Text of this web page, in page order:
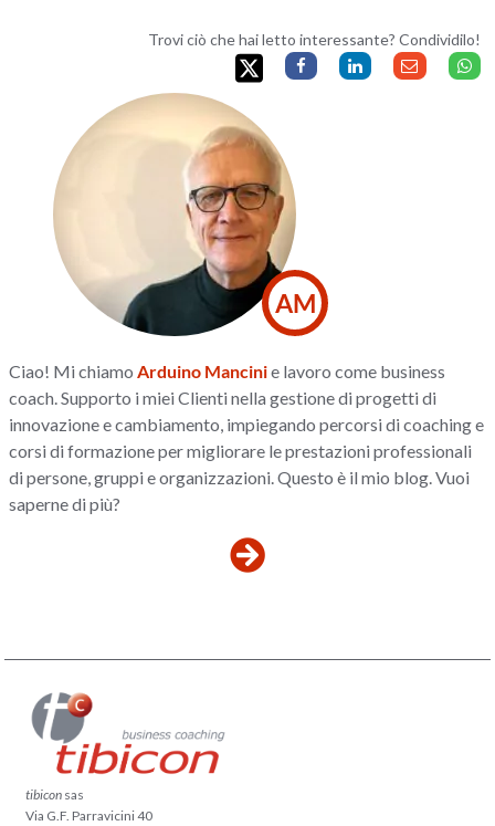
Trovi ciò che hai letto interessante? Condividilo!
AM
Ciao! Mi chiamo Arduino Mancinie lavoro come business
coach. Supporto i miei Clienti nella gestione di progetti di
innovazione e cambiamento, impiegando percorsi di coaching e
corsi di formazione per migliorare le prestazioni professionali
di persone, gruppi e organizzazioni. Questo è il mio blog. Vuoi
saperne di più?
tibicon sas
Via G.F. Parravicini 40